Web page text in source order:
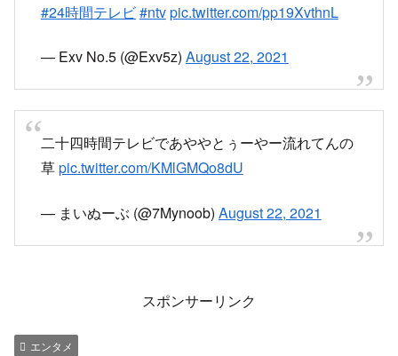
#24時間テレビ#ntvpic.twitter.com/pp19XvthnL
— Exv No.5 (@Exv5z) August 22, 2021
二十四時間テレビであややとぅーやー流れてんの
草pic.twitter.com/KMlGMQo8dU
— まいぬーぶ (@7Mynoob) August 22, 2021
スポンサーリンク
エンタメ